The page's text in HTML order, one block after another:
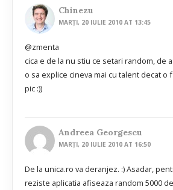
Chinezu
MARȚI, 20 IULIE 2010 AT 13:45
@zmenta
cica e de la nu stiu ce setari random, de
o sa explice cineva mai cu talent decat o
pic :))
Andreea Georgescu
MARȚI, 20 IULIE 2010 AT 16:50
De la unica.ro va deranjez. :) Asadar,
reziste aplicatia afiseaza random 5000